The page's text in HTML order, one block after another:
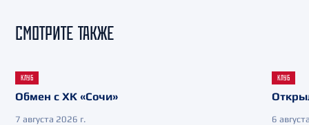
СМОТРИТЕ ТАКЖЕ
КЛУБ
Обмен с ХК «Сочи»
7 августа 2026 г.
КЛУБ
6